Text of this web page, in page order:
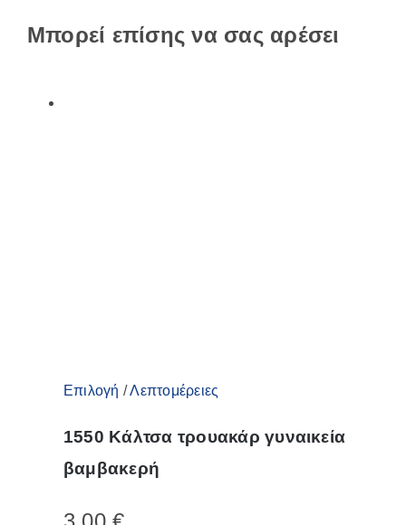
Μπορεί επίσης να σας αρέσει
Επιλογή Αυτό
προϊόν
έχει
παραλλαγές.
/Λεπτομέρειες
1550 Κάλτσα τρουακάρ γυναικεία
βαμβακερή